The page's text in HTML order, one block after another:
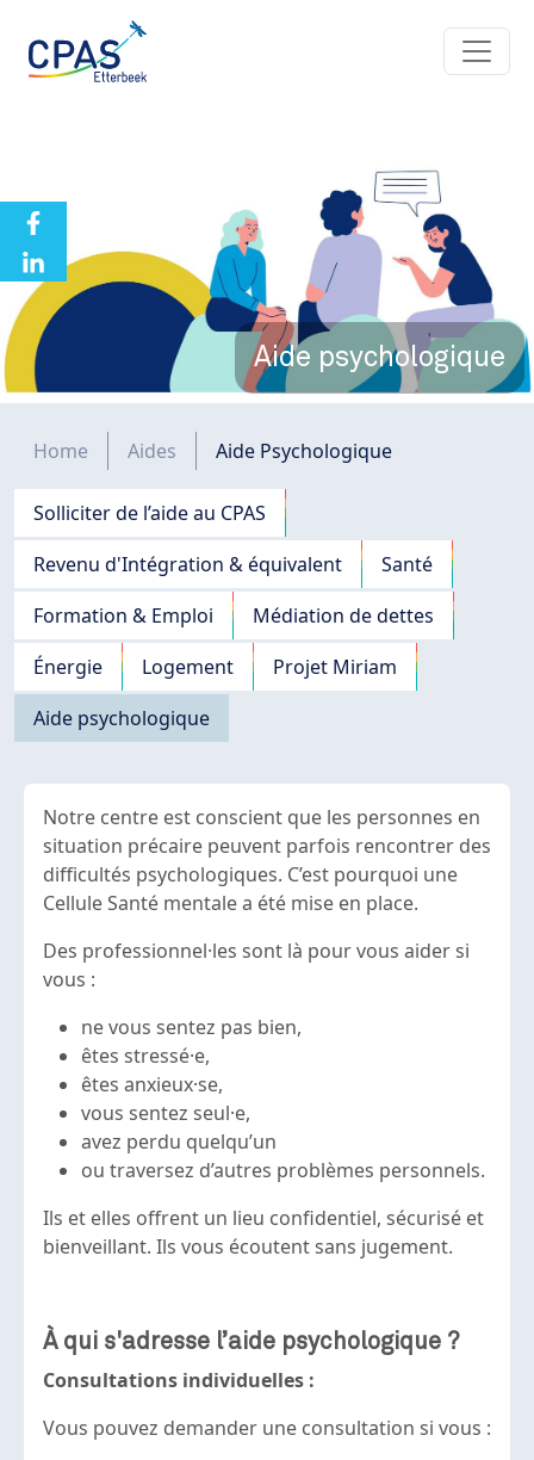
Aide psychologique
Fil d'Ariane
Home Aides Aide Psychologique
Navigation principale
Solliciter de l’aide au CPAS
Revenu d'Intégration & équivalent
Santé
Formation & Emploi
Médiation de dettes
Énergie
Logement
Projet Miriam
Aide psychologique
Notre centre est conscient que les personnes en
situation précaire peuvent parfois rencontrer des
difficultés psychologiques. C’est pourquoi une
Cellule Santé mentale a été mise en place.
Des professionnel·les sont là pour vous aider si
vous :
ne vous sentez pas bien,
êtes stressé·e,
êtes anxieux·se,
vous sentez seul·e,
avez perdu quelqu’un
ou traversez d’autres problèmes personnels.
Ils et elles offrent un lieu confidentiel, sécurisé et
bienveillant. Ils vous écoutent sans jugement.
À qui s'adresse l’aide psychologique ?
Consultations individuelles :
Vous pouvez demander une consultation si vous :